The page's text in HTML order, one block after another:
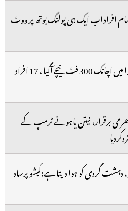
افراد اب ایک ہی پولنگ بوتھ پر ووٹ
ایئر انڈیا کا طیارہ ہوا میں اچانک 300 فٹ نیچے آگیا ، 17 افراد
برقرار، نیتن یاہونے ٹرمپ کے
دہشت گردی کو ہوا دیتا ہے:کیشو پرساد